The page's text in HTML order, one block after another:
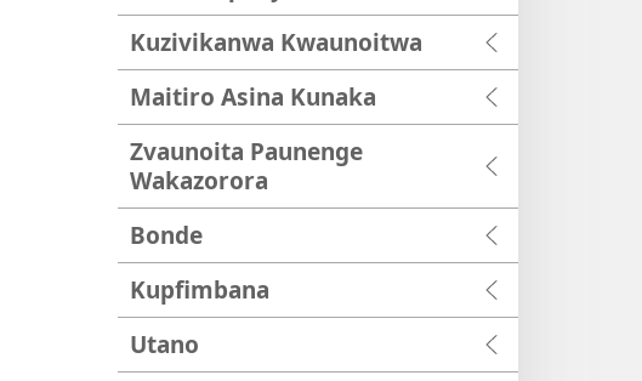
Kuzivikanwa Kwaunoitwa
Maitiro Asina Kunaka
Zvaunoita Paunenge
Wakazorora
Bonde
Kupfimbana
Utano